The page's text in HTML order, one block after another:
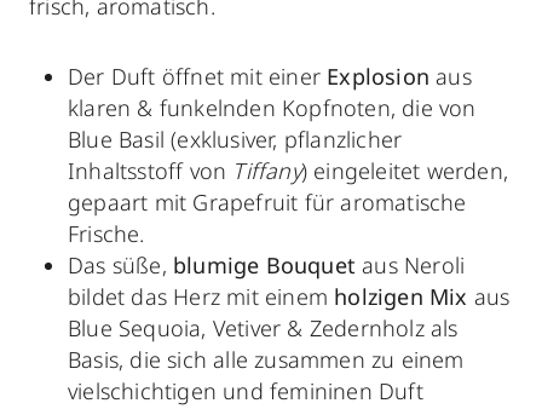
frisch, aromatisch.
Der Duft öffnet mit einer Explosion aus
klaren & funkelnden Kopfnoten, die von
Blue Basil (exklusiver, pflanzlicher
Inhaltsstoff von Tiffany) eingeleitet werden,
gepaart mit Grapefruit für aromatische
Frische.
Das süße, blumige Bouquet aus Neroli
bildet das Herz mit einem holzigen Mix aus
Blue Sequoia, Vetiver & Zedernholz als
Basis, die sich alle zusammen zu einem
vielschichtigen und femininen Duft